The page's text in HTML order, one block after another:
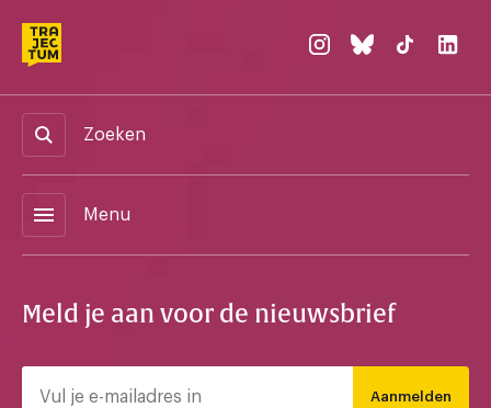
Zoeken
menu Menu
Meld je aan voor de nieuwsbrief
Aanmelden